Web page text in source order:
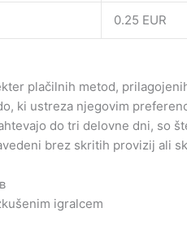
0.25 EUR
plačilnih metod,
ki ustreza njegovim
do tri delovne dni, so
brez skritih provizij ali
igralcem